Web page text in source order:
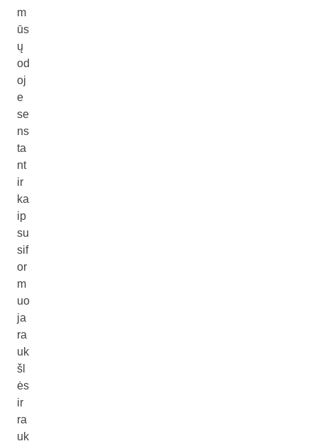
m
ūs
ų
od
oj
e
se
ns
ta
nt
ir
ka
ip
su
sif
or
m
uo
ja
ra
uk
šl
ės
ir
ra
uk